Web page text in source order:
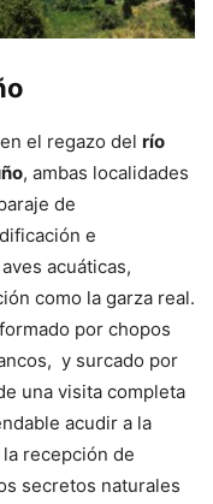
el regazo del río
, ambas localidades
de
e
acuáticas,
como la garza real.
por chopos
y surcado por
una visita completa
acudir a la
recepción de
secretos naturales